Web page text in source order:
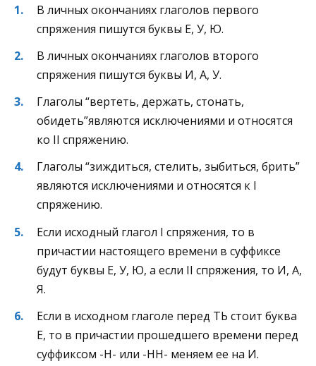
В личных окончаниях глаголов первого
спряжения пишутся буквы Е, У, Ю.
В личных окончаниях глаголов второго
спряжения пишутся буквы И, А, У.
Глаголы “вертеть, держать, стонать,
обидеть”являются исключениями и относятся
ко II спряжению.
Глаголы “зиждиться, стелить, зыбиться, брить”
являются исключениями и относятся к I
спряжению.
Если исходный глагол I спряжения, то в
причастии настоящего времени в суффиксе
будут буквы Е, У, Ю, а если II спряжения, то И, А,
Я.
Если в исходном глаголе перед ТЬ стоит буква
Е, то в причастии прошедшего времени перед
суффиксом -Н- или -НН- меняем ее на И.